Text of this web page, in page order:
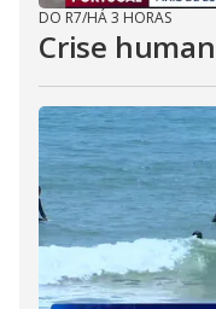
DO R7/HÁ 3 HORAS
Crise